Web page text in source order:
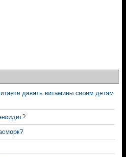
давать витамины своим детям